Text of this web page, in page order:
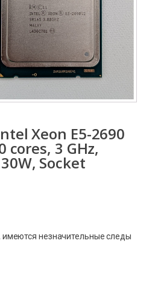
Xeon E5-2690
cores, 3 GHz,
Socket
имеются незначительные следы